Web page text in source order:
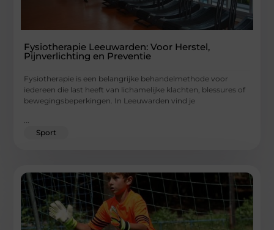
Fysiotherapie Leeuwarden: Voor Herstel,
Pijnverlichting en Preventie
Fysiotherapie is een belangrijke behandelmethode voor
iedereen die last heeft van lichamelijke klachten, blessures of
bewegingsbeperkingen. In Leeuwarden vind je
...
Sport